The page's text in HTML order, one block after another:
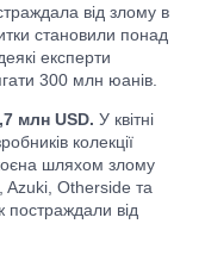
від злому в
становили понад
експерти
300 млн юанів.
млн USD. У квітні
колекції
шляхом злому
Azuki, Otherside та
постраждали від